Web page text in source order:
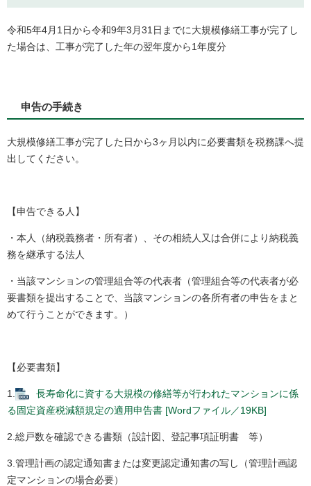
令和5年4月1日から令和9年3月31日までに大規模修繕工事が完了し
た場合は、工事が完了した年の翌年度から1年度分
申告の手続き
大規模修繕工事が完了した日から3ヶ月以内に必要書類を税務課へ提
出してください。
【申告できる人】
・本人（納税義務者・所有者）、その相続人又は合併により納税義
務を継承する法人
・当該マンションの管理組合等の代表者（管理組合等の代表者が必
要書類を提出することで、当該マンションの各所有者の申告をまと
めて行うことができます。）
【必要書類】
1.
長寿命化に資する大規模の修繕等が行われたマンションに係
る固定資産税減額規定の適用申告書 [Wordファイル／19KB]
2.総戸数を確認できる書類（設計図、登記事項証明書 等）
3.管理計画の認定通知書または変更認定通知書の写し（管理計画認
定マンションの場合必要）